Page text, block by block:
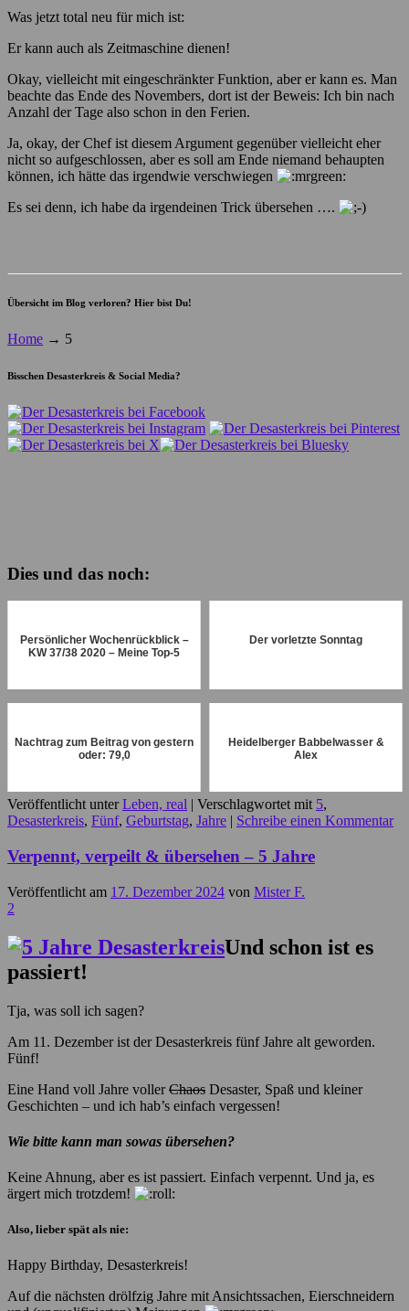
Was jetzt total neu für mich ist:
Er kann auch als Zeitmaschine dienen!
Okay, vielleicht mit eingeschränkter Funktion, aber er kann es. Man
beachte das Ende des Novembers, dort ist der Beweis: Ich bin nach
Anzahl der Tage also schon in den Ferien.
Ja, okay, der Chef ist diesem Argument gegenüber vielleicht eher
nicht so aufgeschlossen, aber es soll am Ende niemand behaupten
können, ich hätte das irgendwie verschwiegen
Es sei denn, ich habe da irgendeinen Trick übersehen ….
Übersicht im Blog verloren? Hier bist Du!
Home → 5
Bisschen Desasterkreis & Social Media?
Dies und das noch:
Persönlicher Wochenrückblick –
KW 37/38 2020 – Meine Top-5
Der vorletzte Sonntag
Nachtrag zum Beitrag von gestern
oder: 79,0
Heidelberger Babbelwasser &
Alex
Veröffentlicht unter Leben, real | Verschlagwortet mit 5,
Desasterkreis, Fünf, Geburtstag, Jahre | Schreibe einen Kommentar
Verpennt, verpeilt & übersehen – 5 Jahre
Veröffentlicht am 17. Dezember 2024 von Mister F.
2
Und schon ist es
passiert!
Tja, was soll ich sagen?
Am 11. Dezember ist der Desasterkreis fünf Jahre alt geworden.
Fünf!
Eine Hand voll Jahre vollerChaos Desaster, Spaß und kleiner
Geschichten – und ich hab’s einfach vergessen!
Wie bitte kann man sowas übersehen?
Keine Ahnung, aber es ist passiert. Einfach verpennt. Und ja, es
ärgert mich trotzdem!
Also, lieber spät als nie:
Happy Birthday, Desasterkreis!
Auf die nächsten drölfzig Jahre mit Ansichtssachen, Eierschneidern